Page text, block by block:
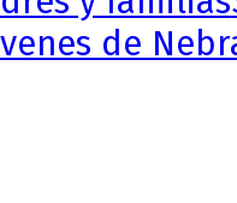
de